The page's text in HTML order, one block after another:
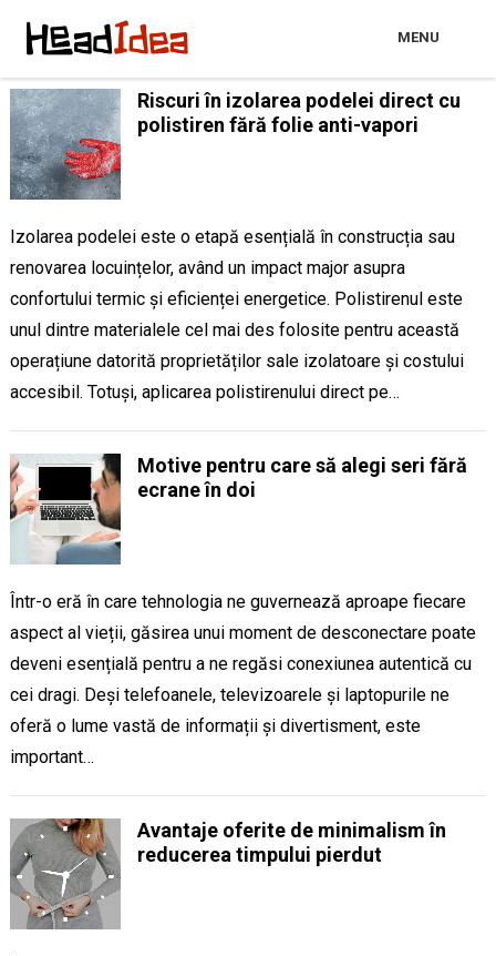
MENU
Riscuri în izolarea podelei direct cu
polistiren fără folie anti-vapori
Izolarea podelei este o etapă esențială în construcția sau
renovarea locuințelor, având un impact major asupra
confortului termic și eficienței energetice. Polistirenul este
unul dintre materialele cel mai des folosite pentru această
operațiune datorită proprietăților sale izolatoare și costului
accesibil. Totuși, aplicarea polistirenului direct pe…
Motive pentru care să alegi seri fără
ecrane în doi
Într-o eră în care tehnologia ne guvernează aproape fiecare
aspect al vieții, găsirea unui moment de desconectare poate
deveni esențială pentru a ne regăsi conexiunea autentică cu
cei dragi. Deși telefoanele, televizoarele și laptopurile ne
oferă o lume vastă de informații și divertisment, este
important…
Avantaje oferite de minimalism în
reducerea timpului pierdut